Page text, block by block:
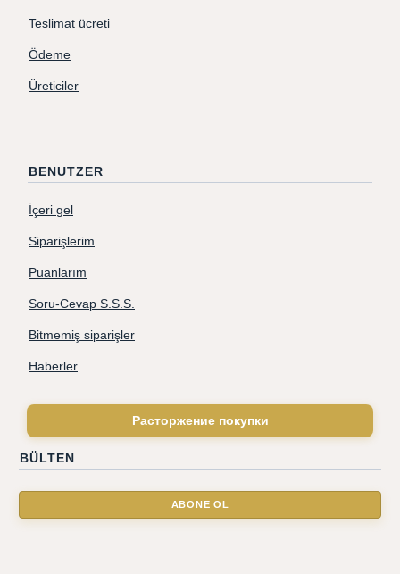
Teslimat ücreti
Ödeme
Üreticiler
BENUTZER
İçeri gel
Siparişlerim
Puanlarım
Soru-Cevap S.S.S.
Bitmemiş siparişler
Haberler
Расторжение покупки
BÜLTEN